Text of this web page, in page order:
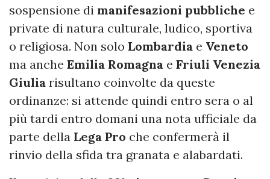
sospensione di manifesazioni pubbliche e
private di natura culturale, ludico, sportiva
o religiosa. Non solo Lombardia e Veneto
ma anche Emilia Romagna e Friuli Venezia
Giulia risultano coinvolte da queste
ordinanze: si attende quindi entro sera o al
più tardi entro domani una nota ufficiale da
parte della Lega Pro che confermerà il
rinvio della sfida tra granata e alabardati.